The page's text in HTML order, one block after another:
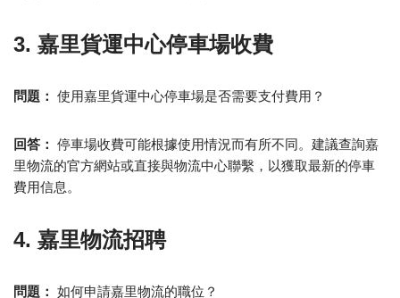
3. 嘉里貨運中心停車場收費
問題： 使用嘉里貨運中心停車場是否需要支付費用？
回答： 停車場收費可能根據使用情況而有所不同。建議查詢嘉
里物流的官方網站或直接與物流中心聯繫，以獲取最新的停車
費用信息。
4. 嘉里物流招聘
問題： 如何申請嘉里物流的職位？